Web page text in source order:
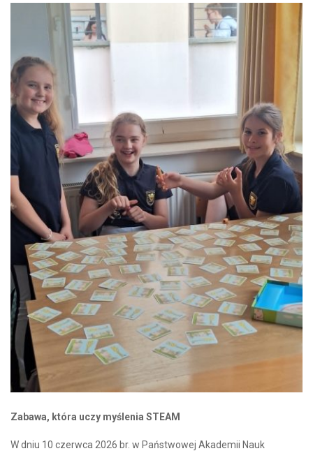
Zabawa, która uczy myślenia STEAM
W dniu 10 czerwca 2026 br. w Państwowej Akademii Nauk